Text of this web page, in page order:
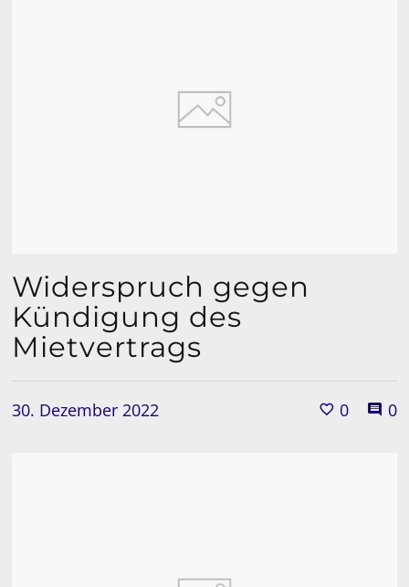
Widerspruch gegen
Kündigung des
Mietvertrags
30. Dezember 2022 0 0